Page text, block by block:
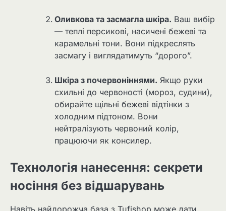
Оливкова та засмагла шкіра. Ваш вибір
— теплі персикові, насичені бежеві та
карамельні тони. Вони підкреслять
засмагу і виглядатимуть “дорого”.
Шкіра з почервоніннями. Якщо руки
схильні до червоності (мороз, судини),
обирайте щільні бежеві відтінки з
холодним підтоном. Вони
нейтралізують червоний колір,
працюючи як консилер.
Технологія нанесення: секрети
носіння без відшарувань
Навіть найдорожча база з Tufishop може дати